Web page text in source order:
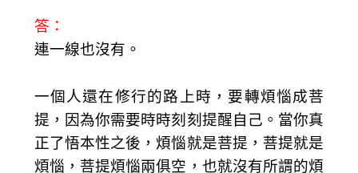
答：
連一線也沒有。
一個人還在修行的路上時，要轉煩惱成菩
提，因為你需要時時刻刻提醒自己。當你真
正了悟本性之後，煩惱就是菩提，菩提就是
煩惱，菩提煩惱兩俱空，也就沒有所謂的煩